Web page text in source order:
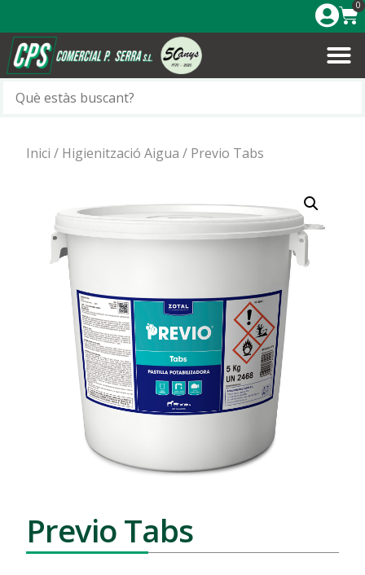
0
Inici / Higienització Aigua / Previo Tabs
Previo Tabs